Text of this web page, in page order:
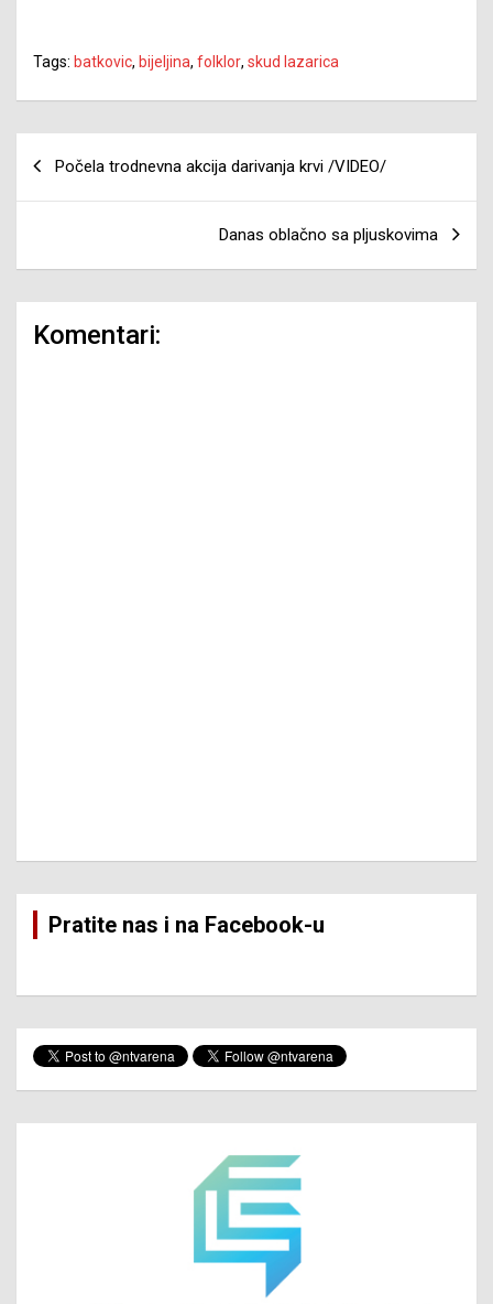
Tags: batkovic, bijeljina, folklor, skud lazarica
Počela trodnevna akcija darivanja krvi /VIDEO/
Danas oblačno sa pljuskovima
Komentari:
Pratite nas i na Facebook-u